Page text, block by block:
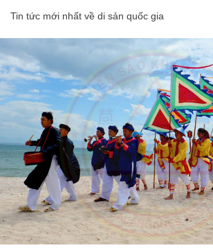
Tin tức mới nhất về di sản quốc gia